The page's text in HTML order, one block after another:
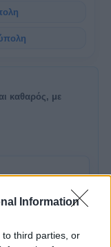
Information
third parties, or
καθαρός, με
Ελλάδα: 2-
Θεσσαλονίκη